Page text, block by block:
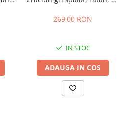
269,00 RON
IN STOC
ADAUGA IN COS